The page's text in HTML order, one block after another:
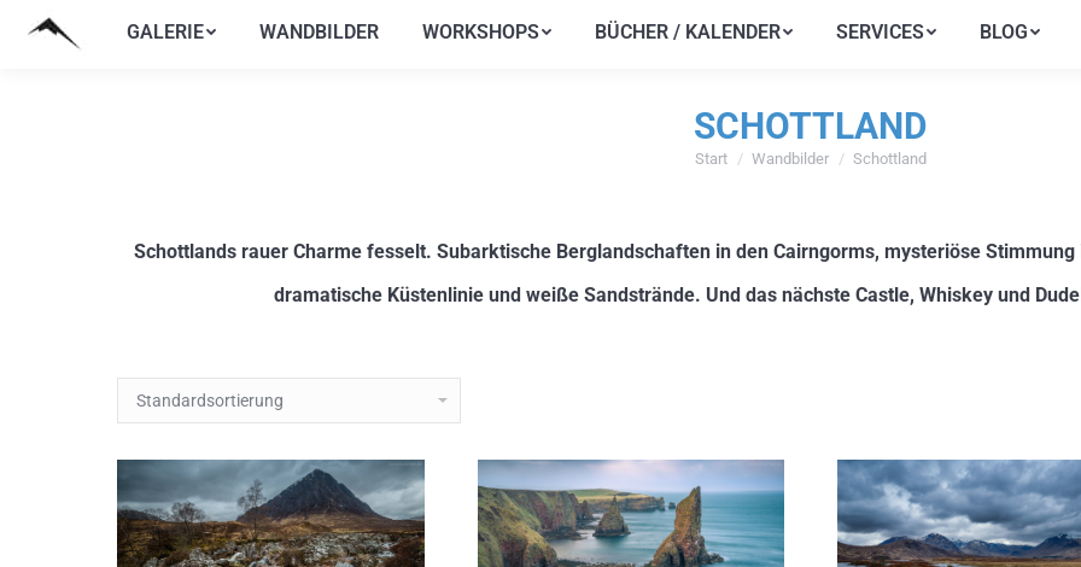
GALERIE WANDBILDER WORKSHOPS BÜCHER / KALENDER SERVICES BLOG
SCHOTTLAND
Sie befinden sich hier:
Start Wandbilder Schottland
Schottlands rauer Charme fesselt. Subarktische Berglandschaften in den Cairngorms, mysteriöse
dramatische Küstenlinie und weiße Sandstrände. Und das nächste Castle, Whiskey und
GALERIE WANDBILDER WORKSHOPS BÜCHER / KALENDER SERVICES BLOG